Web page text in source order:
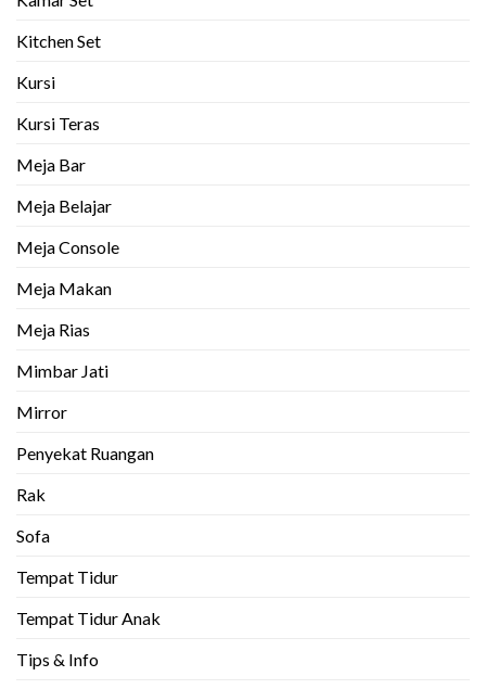
Kitchen Set
Kursi
Kursi Teras
Meja Bar
Meja Belajar
Meja Console
Meja Makan
Meja Rias
Mimbar Jati
Mirror
Penyekat Ruangan
Rak
Sofa
Tempat Tidur
Tempat Tidur Anak
Tips & Info